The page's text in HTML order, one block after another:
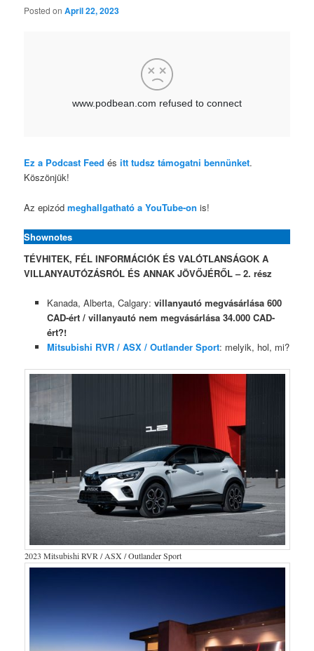
Posted onApril 22, 2023
Ez a Podcast Feed ésitt tudsz támogatni bennünket.
Köszönjük!
Az epizódmeghallgatható a YouTube-on is!
Shownotes
TÉVHITEK, FÉL INFORMÁCIÓK ÉS VALÓTLANSÁGOK A
VILLANYAUTÓZÁSRÓL ÉS ANNAK JÖVŐJÉRŐL – 2. rész
Kanada, Alberta, Calgary: villanyautó megvásárlása 600
CAD-ért / villanyautó nem megvásárlása 34.000 CAD-
ért?!
Mitsubishi RVR / ASX / Outlander Sport: melyik, hol, mi?
2023 Mitsubishi RVR / ASX / Outlander Sport